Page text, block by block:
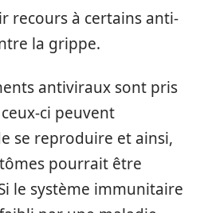
recours à certains anti-
la grippe.
antiviraux sont pris
ci peuvent
se reproduire et ainsi,
pourrait être
le système immunitaire